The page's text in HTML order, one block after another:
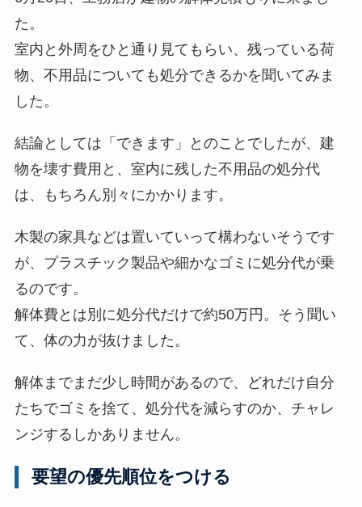
た。
室内と外周をひと通り見てもらい、残っている荷
物、不用品についても処分できるかを聞いてみま
した。
結論としては「できます」とのことでしたが、建
物を壊す費用と、室内に残した不用品の処分代
は、もちろん別々にかかります。
木製の家具などは置いていって構わないそうです
が、プラスチック製品や細かなゴミに処分代が乗
るのです。
解体費とは別に処分代だけで約50万円。そう聞い
て、体の力が抜けました。
解体までまだ少し時間があるので、どれだけ自分
たちでゴミを捨て、処分代を減らすのか、チャレ
ンジするしかありません。
要望の優先順位をつける